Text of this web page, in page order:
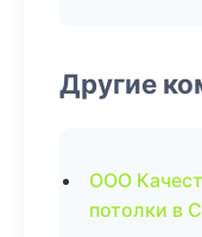
Другие
ООО
потолки в